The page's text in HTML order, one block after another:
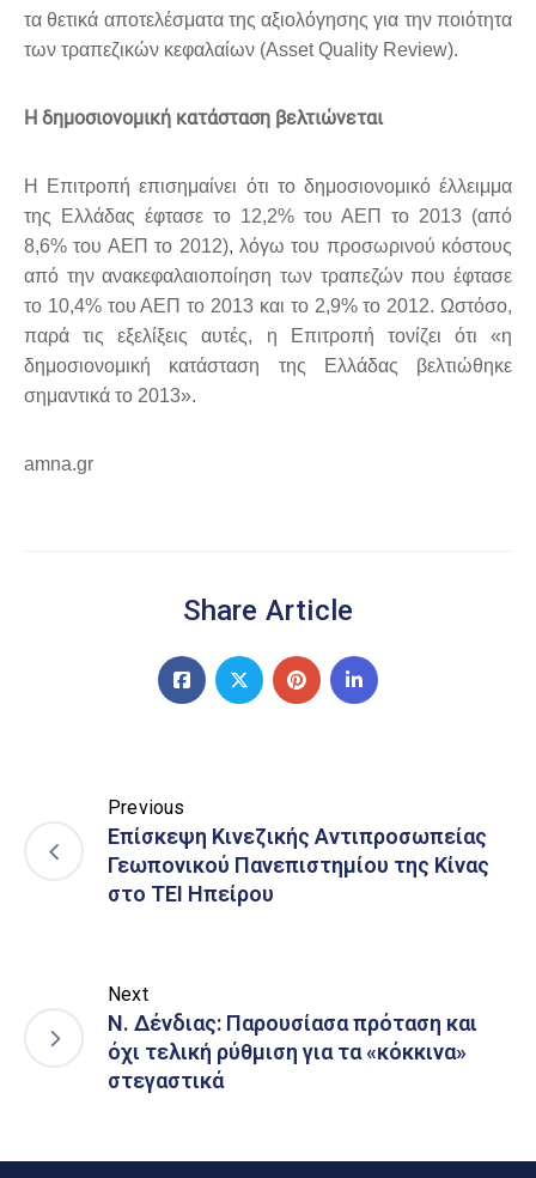
τα θετικά αποτελέσματα της αξιολόγησης για την ποιότητα
των τραπεζικών κεφαλαίων (Asset Quality Review).
Η δημοσιονομική κατάσταση βελτιώνεται
Η Επιτροπή επισημαίνει ότι το δημοσιονομικό έλλειμμα
της Ελλάδας έφτασε το 12,2% του ΑΕΠ το 2013 (από
8,6% του ΑΕΠ το 2012), λόγω του προσωρινού κόστους
από την ανακεφαλαιοποίηση των τραπεζών που έφτασε
το 10,4% του ΑΕΠ το 2013 και το 2,9% το 2012. Ωστόσο,
παρά τις εξελίξεις αυτές, η Επιτροπή τονίζει ότι «η
δημοσιονομική κατάσταση της Ελλάδας βελτιώθηκε
σημαντικά το 2013».
amna.gr
Share Article
Previous
Επίσκεψη Κινεζικής Αντιπροσωπείας
Γεωπονικού Πανεπιστημίου της Κίνας
στο ΤΕΙ Ηπείρου
Next
Ν. Δένδιας: Παρουσίασα πρόταση και
όχι τελική ρύθμιση για τα «κόκκινα»
στεγαστικά